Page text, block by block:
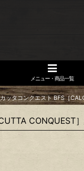
メニュー・商品一覧
ッタコンクエスト BFS［
CONQUEST